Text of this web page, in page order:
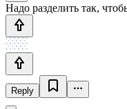
Надо разделить так,
Reply